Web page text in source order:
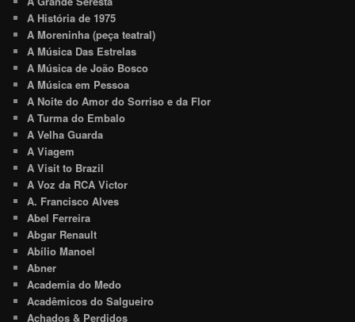
A História de 1975
A Moreninha (peça teatral)
A Música Das Estrelas
A Música de João Bosco
A Música em Pessoa
A Noite do Amor do Sorriso e da Flor
A Turma do Embalo
A Velha Guarda
A Viagem
A Visit to Brazil
A Voz da RCA Victor
A. Francisco Alves
Abel Ferreira
Abgar Renault
Abílio Manoel
Abner
Academia do Medo
Acadêmicos do Salgueiro
Achados & Perdidos